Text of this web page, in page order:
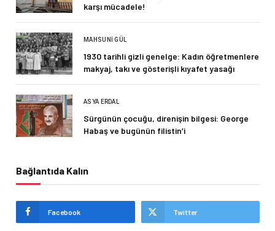
karşı mücadele!
MAHSUNI GÜL
1930 tarihli gizli genelge: Kadın öğretmenlere
makyaj, takı ve gösterişli kıyafet yasağı
ASYA ERDAL
Sürgünün çocuğu, direnişin bilgesi: George
Habaş ve bugünün filistin’i
Bağlantıda Kalın
Facebook Twitter